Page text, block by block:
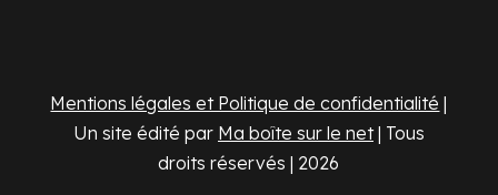
Mentions légales et Politique de confidentialité |
Un site édité par Ma boîte sur le net| Tous
droits réservés | 2026